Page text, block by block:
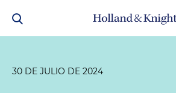
30 DE JULIO DE 2024